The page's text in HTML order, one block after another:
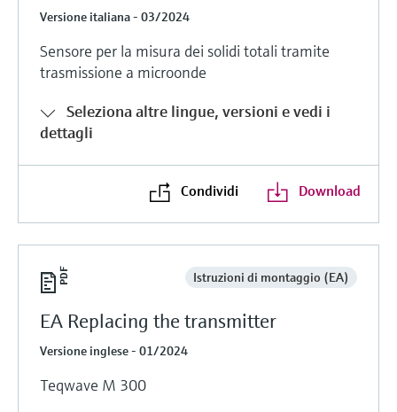
Versione italiana - 03/2024
Sensore per la misura dei solidi totali tramite
trasmissione a microonde
Seleziona altre lingue, versioni e vedi i
dettagli
Condividi Download
Istruzioni di montaggio (EA)
EA Replacing the transmitter
Versione inglese - 01/2024
Teqwave M 300